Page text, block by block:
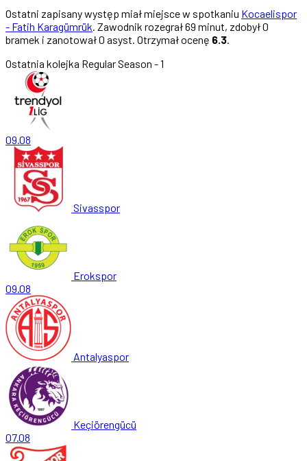
Ostatni zapisany występ miał miejsce w spotkaniu Kocaelispor
- Fatih Karagümrük. Zawodnik rozegrał 69 minut, zdobył 0
bramek i zanotował 0 asyst. Otrzymał ocenę 6.3.
Ostatnia kolejka Regular Season - 1
09.08
Sivasspor
Erokspor
09.08
Antalyaspor
Keçiörengücü
07.08